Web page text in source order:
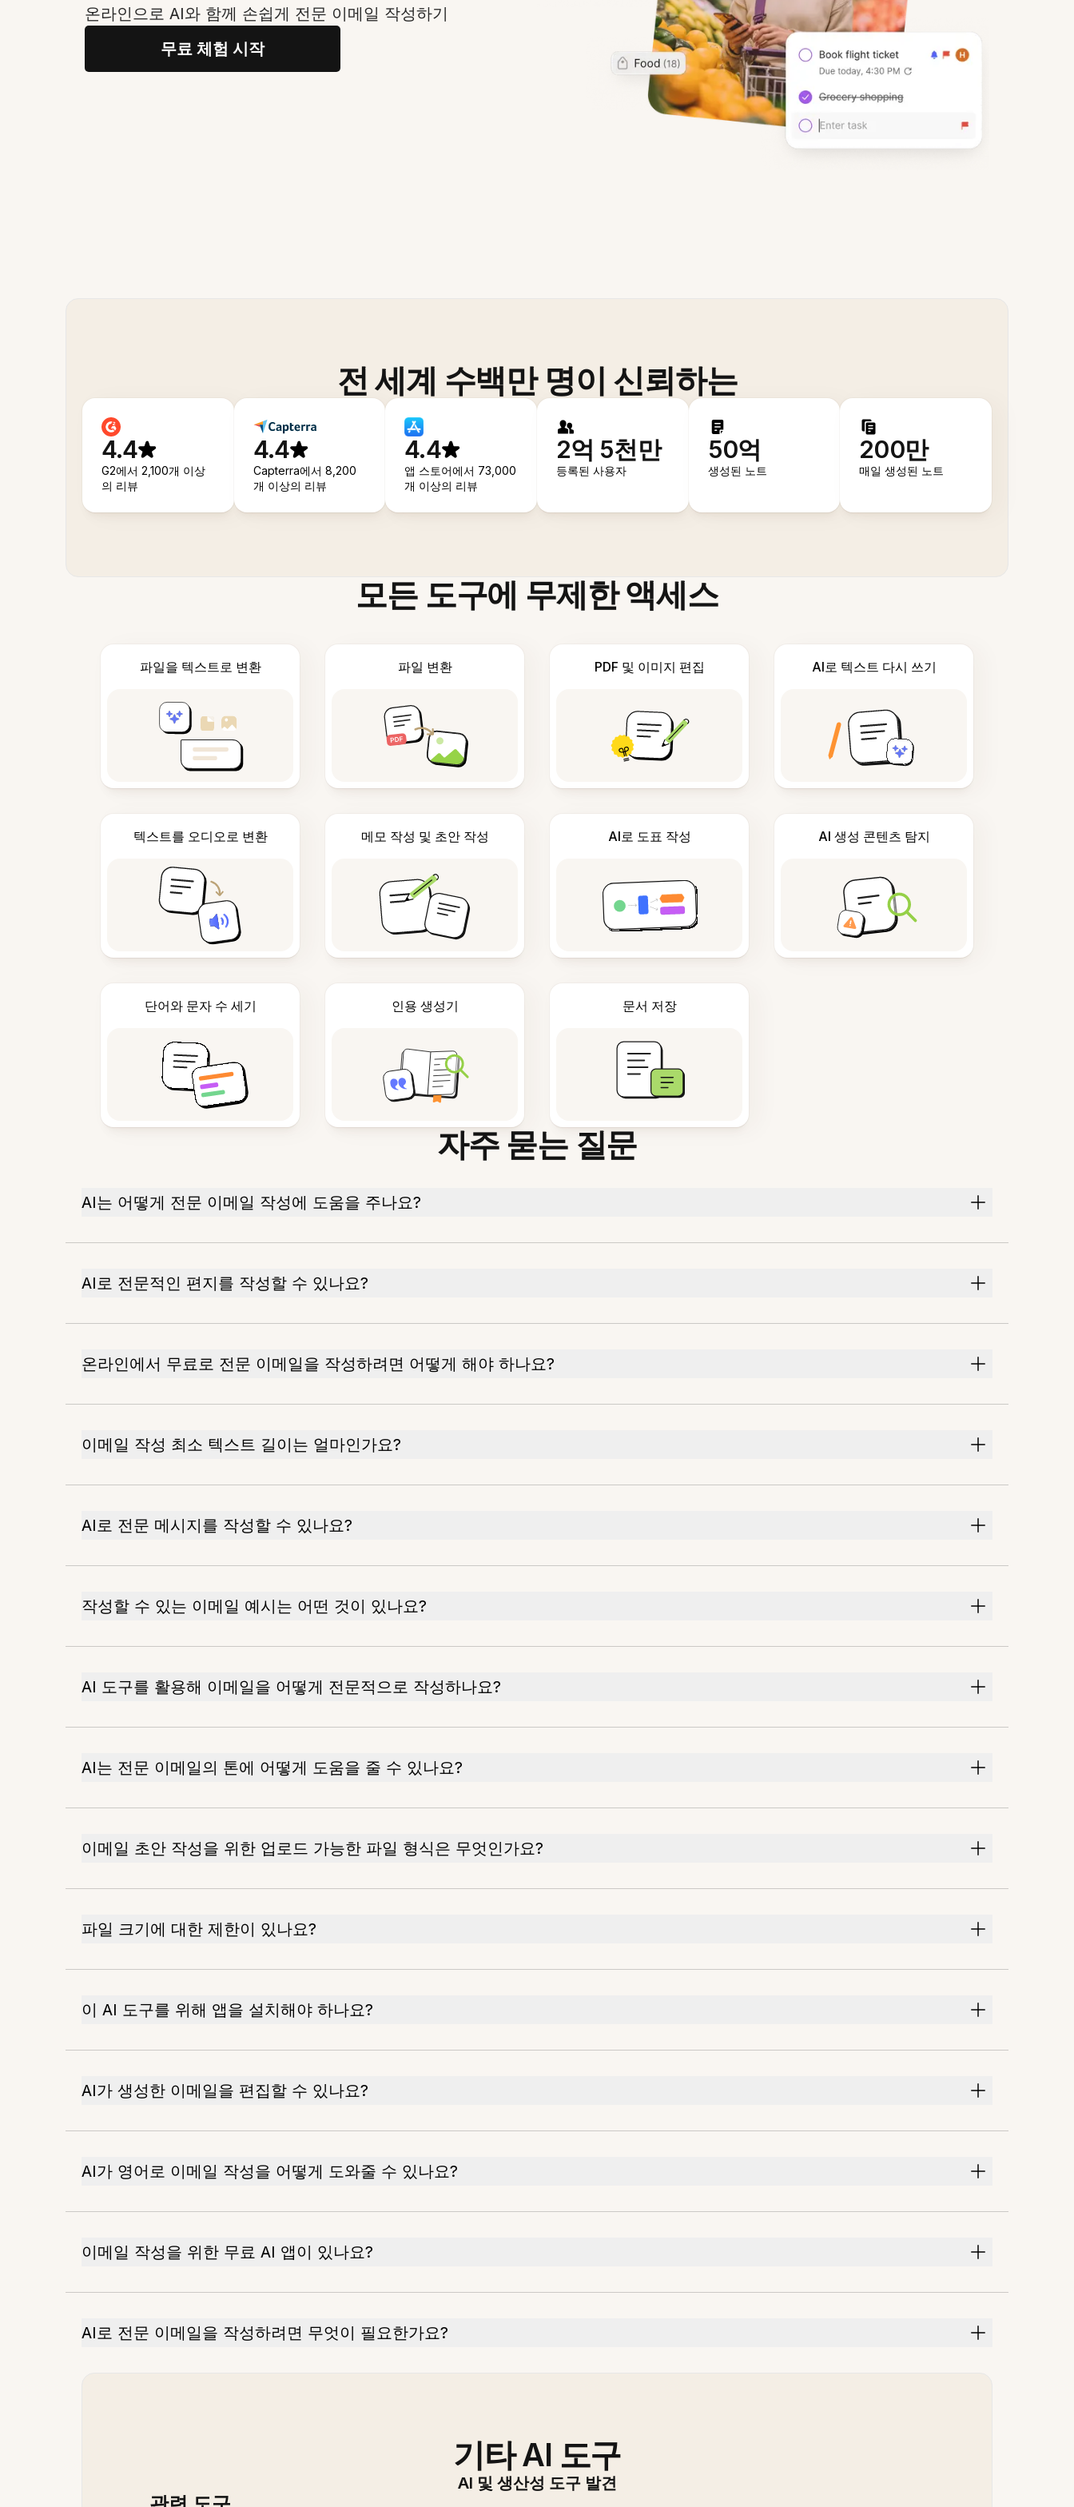
온라인으로 AI와 함께 손쉽게 전문 이메일 작성하기
무료 체험 시작
전 세계 수백만 명이 신뢰하는
4.4
G2에서 2,100개 이상
의 리뷰
4.4
Capterra에서 8,200
개 이상의 리뷰
4.4
앱 스토어에서 73,000
개 이상의 리뷰
2억 5천만
등록된 사용자
50억
생성된 노트
200만
매일 생성된 노트
모든 도구에 무제한 액세스
파일을 텍스트로 변환 파일 변환 PDF 및 이미지 편집 AI로 텍스트 다시 쓰기
텍스트를 오디오로 변환 메모 작성 및 초안 작성 AI로 도표 작성 AI 생성 콘텐츠 탐지
단어와 문자 수 세기 인용 생성기 문서 저장
자주 묻는 질문
AI는 어떻게 전문 이메일 작성에 도움을 주나요?
AI로 전문적인 편지를 작성할 수 있나요?
온라인에서 무료로 전문 이메일을 작성하려면 어떻게 해야 하나요?
이메일 작성 최소 텍스트 길이는 얼마인가요?
AI로 전문 메시지를 작성할 수 있나요?
작성할 수 있는 이메일 예시는 어떤 것이 있나요?
AI 도구를 활용해 이메일을 어떻게 전문적으로 작성하나요?
AI는 전문 이메일의 톤에 어떻게 도움을 줄 수 있나요?
이메일 초안 작성을 위한 업로드 가능한 파일 형식은 무엇인가요?
파일 크기에 대한 제한이 있나요?
이 AI 도구를 위해 앱을 설치해야 하나요?
AI가 생성한 이메일을 편집할 수 있나요?
AI가 영어로 이메일 작성을 어떻게 도와줄 수 있나요?
이메일 작성을 위한 무료 AI 앱이 있나요?
AI로 전문 이메일을 작성하려면 무엇이 필요한가요?
기타 AI 도구
AI 및 생산성 도구 발견